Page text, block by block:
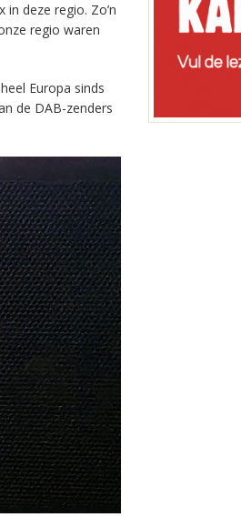
deze regio. Zo’n
regio waren
Europa sinds
de DAB-zenders